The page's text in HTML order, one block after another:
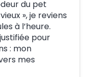
du pet
», je reviens
à l’heure.
pour
: mon
mes